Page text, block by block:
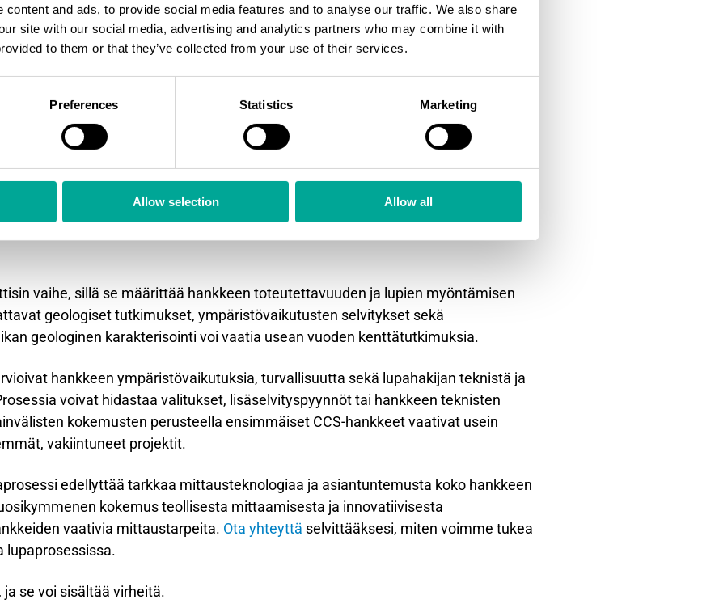
content and ads, to provide social media features and to analyse our traffic. We also share
site with our social media, advertising and analytics partners who may combine it with
to them or that they’ve collected from your use of their services.
Preferences Statistics Marketing
Allow selection Allow all
virtausmääriä, painetta ja lämpötilaa hiilidioksidin tilan seurantaa varten.
-määrän mittaus on kriittistä turvallisuuden varmistamiseksi. Lisäksi tarvitaan
havaitsemiseksi sekä pohjavesien laadun seurantaa vuotojen
lupaprosessi kestää?
3–5 vuotta riippuen hankkeen laajuudesta ja monimutkaisuudesta.
joka kestää 12–18 kuukautta, minkä jälkeen varsinainen lupakäsittely
vaihe, sillä se määrittää hankkeen toteutettavuuden ja lupien myöntämisen
geologiset tutkimukset, ympäristövaikutusten selvitykset sekä
geologinen karakterisointi voi vaatia usean vuoden kenttätutkimuksia.
hankkeen ympäristövaikutuksia, turvallisuutta sekä lupahakijan teknistä ja
voivat hidastaa valitukset, lisäselvityspyynnöt tai hankkeen teknisten
kokemusten perusteella ensimmäiset CCS-hankkeet vaativat usein
vakiintuneet projektit.
edellyttää tarkkaa mittausteknologiaa ja asiantuntemusta koko hankkeen
kokemus teollisesta mittaamisesta ja innovatiivisesta
vaativia mittaustarpeita. Ota yhteyttä selvittääksesi, miten voimme tukea
lupaprosessissa.
se voi sisältää virheitä.